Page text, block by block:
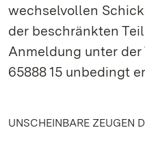
wechselvollen
der beschränkten
Anmeldung unter der
65888 15 unbedingt
UNSCHEINBARE ZEUGEN